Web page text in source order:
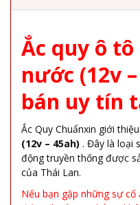
Ắc quy ô tô
nước (12v
bán uy tín
Ắc Quy Chuẩnxin giới thiệu
(12v – 45ah) . Đây là loại
động truyền thống được
của Thái Lan.
Nếu bạn gặp những sự